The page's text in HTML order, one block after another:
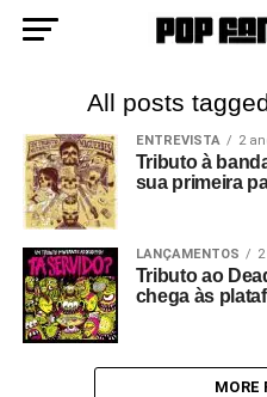
All posts
ENTREVISTA 2
Tributo à
sua primeira
LANÇAMENTOS
Tributo ao
chega às
MORE